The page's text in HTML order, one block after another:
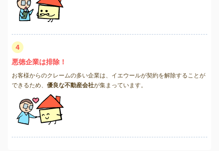
4
悪徳企業は排除！
お客様からのクレームの多い企業は、イエウールが契約を解除することが
できるため、 優良な不動産会社が集まっています。